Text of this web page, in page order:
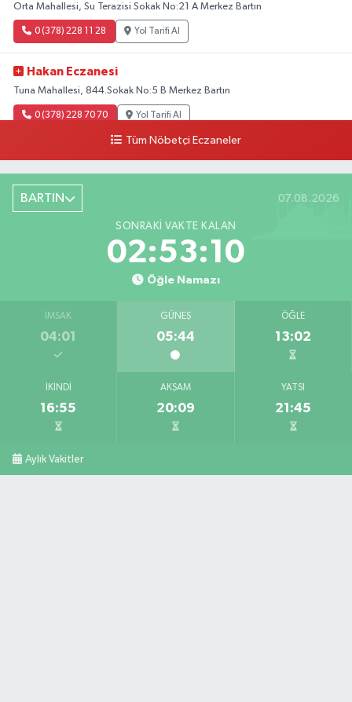
Orta Mahallesi, Su Terazisi Sokak No:21 A Merkez Bartın
0 (378) 228 11 28 Yol Tarifi Al
Hakan Eczanesi
Tuna Mahallesi, 844.Sokak No:5 B Merkez Bartın
0 (378) 228 70 70 Yol Tarifi Al
Tüm Nöbetçi Eczaneler
BARTIN 07.08.2026
SONRAKI VAKTE KALAN
02:53:09
Öğle Namazı
İMSAK
04:01
GÜNEŞ
05:44
ÖĞLE
13:02
İKINDI
16:55
AKŞAM
20:09
YATSI
21:45
Aylık Vakitler